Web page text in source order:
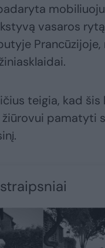
vasaros
Prancūzijoje,
teigia, kad
žiūrovui pamatyti